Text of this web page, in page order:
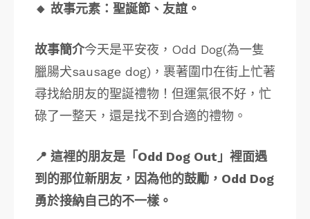
🔸 故事元素：聖誕節、友誼。
故事簡介今天是平安夜，Odd Dog(為一隻
臘腸犬sausage dog)，裹著圍巾在街上忙著
尋找給朋友的聖誕禮物！但運氣很不好，忙
碌了一整天，還是找不到合適的禮物。
📍 這裡的朋友是「Odd Dog Out」裡面遇
到的那位新朋友，因為他的鼓勵，Odd Dog
勇於接納自己的不一樣。